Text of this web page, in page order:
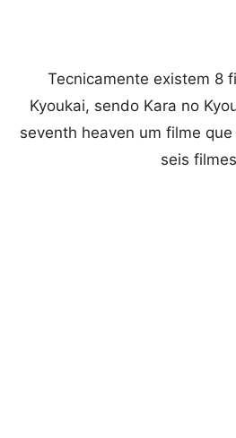
Tecnicamente existem 8
Kyoukai, sendo Kara no
seventh heaven um filme
seis